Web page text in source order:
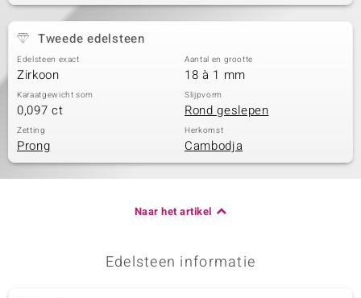
Tweede edelsteen
Edelsteen exact
Zirkoon
Aantal en grootte
18 à 1 mm
Karaatgewicht som
0,097 ct
Slijpvorm
Rond geslepen
Zetting
Prong
Herkomst
Cambodja
Naar het artikel
Edelsteen informatie